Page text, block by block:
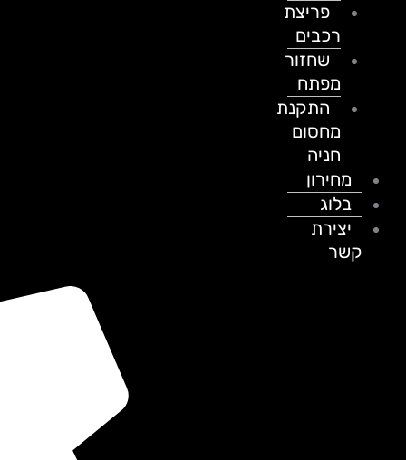
פריצת
רכבים
שחזור
מפתח
התקנת
מחסום
חניה
מחירון
בלוג
יצירת
קשר